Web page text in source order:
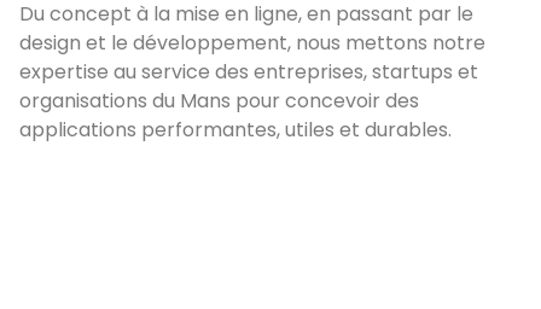
Du concept à la mise en ligne, en passant par le
design et le développement, nous mettons notre
expertise au service des entreprises, startups et
organisations du Mans pour concevoir des
applications performantes, utiles et durables.